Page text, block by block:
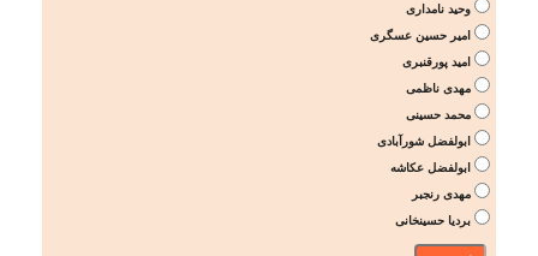
وحید نامداری
امیر حسین عسگری
امید پورقنبری
مهدی ناظمی
محمد حسینی
ابولفضل شورآبادی
ابولفضل عکاشه
مهدی رنجبر
بردیا حسینخانی